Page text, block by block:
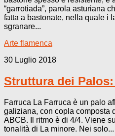
“garrotiada”, parola asturiana
fatta a bastonate, nella quale i
sgranare...
Arte flamenca
30 Luglio 2018
Struttura dei
Farruca La Farruca è un palo
galiziana, con copla composta
ABCB. Il ritmo è di 4/4. Viene
tonalità di La minore. Nei solo...